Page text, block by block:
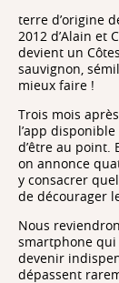
terre d’origine
2012 d’Alain et
devient un
sauvignon,
mieux faire !
Trois mois
l’app
d’être au point.
on annonce
y consacrer
de décourager
Nous
smartphone qui
devenir
dépassent